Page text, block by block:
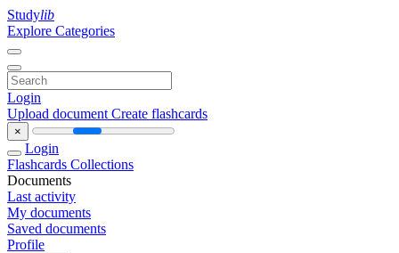
Studylib
Explore Categories
Login
Upload document Create flashcards
×
Login
Flashcards Collections
Documents
Last activity
My documents
Saved documents
Profile